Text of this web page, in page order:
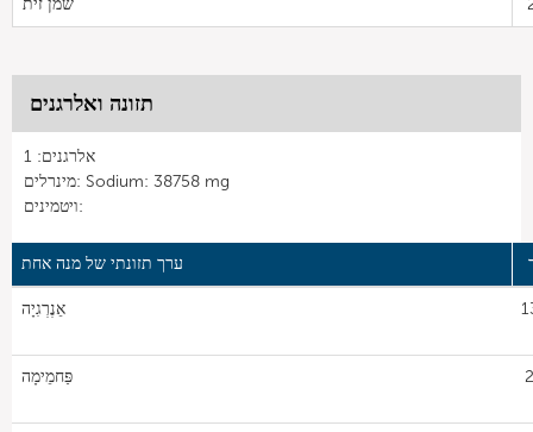
תזונה ואלרגנים
אלרגנים: 1
מינרלים: Sodium: 38758 mg
ויטמינים:
ערך תזונתי של מנה אחת
אֵנֶרְגִיָה
פַּחמֵימָה